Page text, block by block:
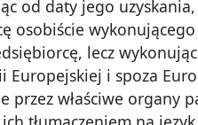
od daty jego uzyskania,
osobiście
lecz
i spoza
przez właściwe organy